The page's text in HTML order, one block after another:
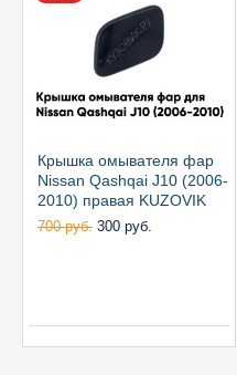
Крышка омывателя фар
Nissan Qashqai J10 (2006-
2010) правая KUZOVIK
700 руб. 300 руб.